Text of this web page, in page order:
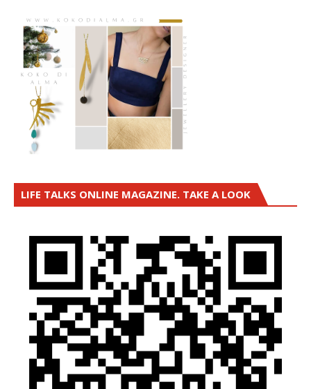
LIFE TALKS ONLINE MAGAZINE. TAKE A LOOK